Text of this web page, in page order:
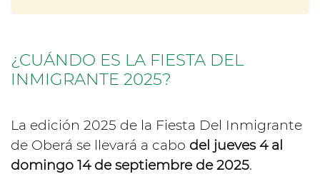
¿CUÁNDO ES LA FIESTA DEL
INMIGRANTE 2025?
La edición 2025 de la Fiesta Del Inmigrante
de Oberá se llevará a cabo del jueves 4 al
domingo 14 de septiembre de 2025.